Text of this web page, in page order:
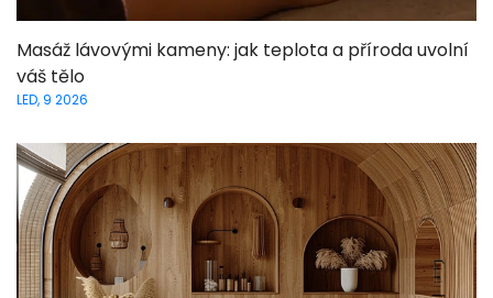
Masáž lávovými kameny: jak teplota a příroda uvolní
váš tělo
LED, 9 2026